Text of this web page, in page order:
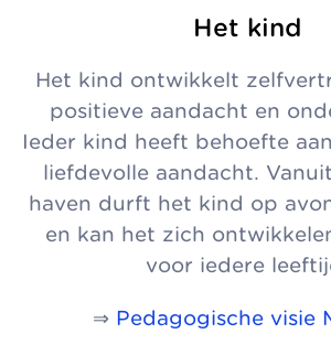
Het kind
Het kind ontwikkelt
positieve aandacht en
Ieder kind heeft behoefte
liefdevolle aandacht.
haven durft het kind op
en kan het zich
voor iedere
⇒ Pedagogische visie